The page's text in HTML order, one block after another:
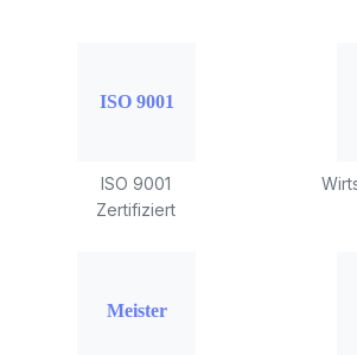
ISO 9001
Zertifiziert